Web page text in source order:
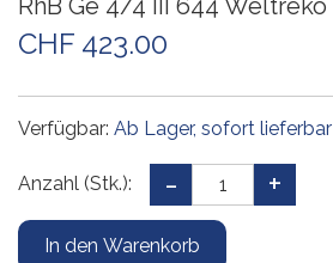
RhB Ge 4/4 III 644 Weltreko
CHF 423.00
Verfügbar: Ab Lager, sofort lieferbar
Anzahl (Stk.):